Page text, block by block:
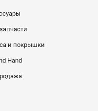
и покрышки
Hand